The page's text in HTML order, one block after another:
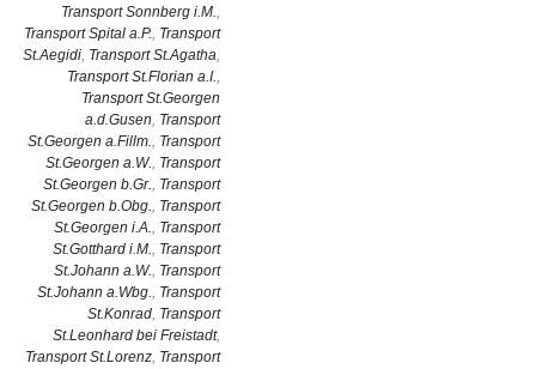
Transport Sonnberg i.M.,
Transport Spital a.P., Transport
St.Aegidi, Transport St.Agatha,
Transport St.Florian a.I.,
Transport St.Georgen
a.d.Gusen, Transport
St.Georgen a.Fillm., Transport
St.Georgen a.W., Transport
St.Georgen b.Gr., Transport
St.Georgen b.Obg., Transport
St.Georgen i.A., Transport
St.Gotthard i.M., Transport
St.Johann a.W., Transport
St.Johann a.Wbg., Transport
St.Konrad, Transport
St.Leonhard bei Freistadt,
Transport St.Lorenz, Transport